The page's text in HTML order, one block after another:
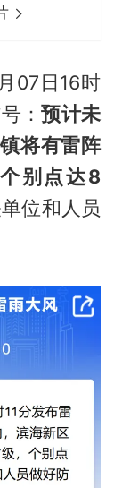
07日16时
：预计未
将有雷阵
别点达8
位和人员